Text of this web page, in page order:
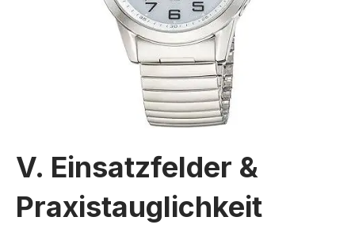
V. Einsatzfelder &
Praxistauglichkeit